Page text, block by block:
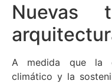
Nuevas
A medida que la
climático y la